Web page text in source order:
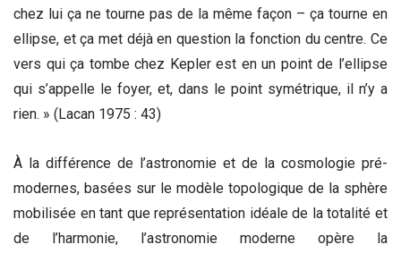
chez lui ça ne tourne pas de la même façon – ça tourne en
ellipse, et ça met déjà en question la fonction du centre. Ce
vers qui ça tombe chez Kepler est en un point de l’ellipse
qui s’appelle le foyer, et, dans le point symétrique, il n’y a
rien. » (Lacan 1975 : 43)
À la différence de l’astronomie et de la cosmologie pré-
modernes, basées sur le modèle topologique de la sphère
mobilisée en tant que représentation idéale de la totalité et
de l’harmonie, l’astronomie moderne opère la